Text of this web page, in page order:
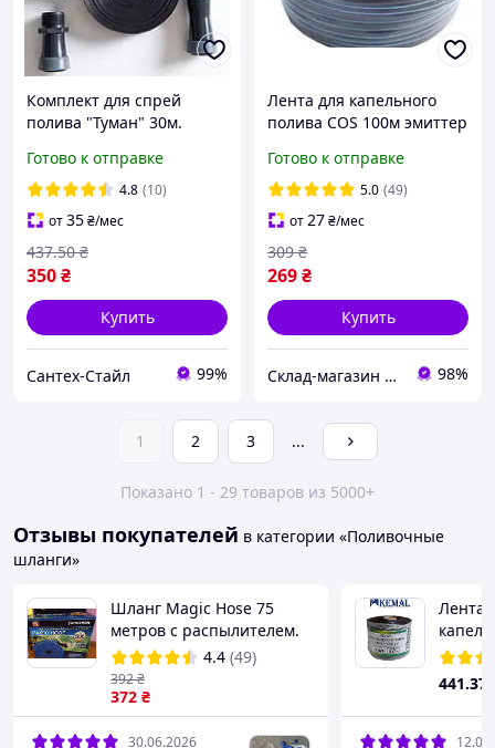
Комплект для спрей
полива "Туман" 30м.
Готово к отправке
4.8 (10)
от35₴/мес
350₴
437.50 ₴
Купить
Сантех-Стайл 99%
Лента для капельного
полива COS 100м эмиттер
Готово к отправке
5.0 (49)
от27₴/мес
269₴
309 ₴
Купить
Склад-магазин " Свояк " 98%
1 2 3 ...
Показано 1 - 29 товаров из 5000+
Отзывы покупателей в категории «Поливочные
шланги»
Шланг Magic Hose 75
метров с распылителем.
Шланг для полива X-Hose
Лучшая цена
4.4 (49)
372 ₴
392₴
30.06.2026
Лента
mil,
441.37